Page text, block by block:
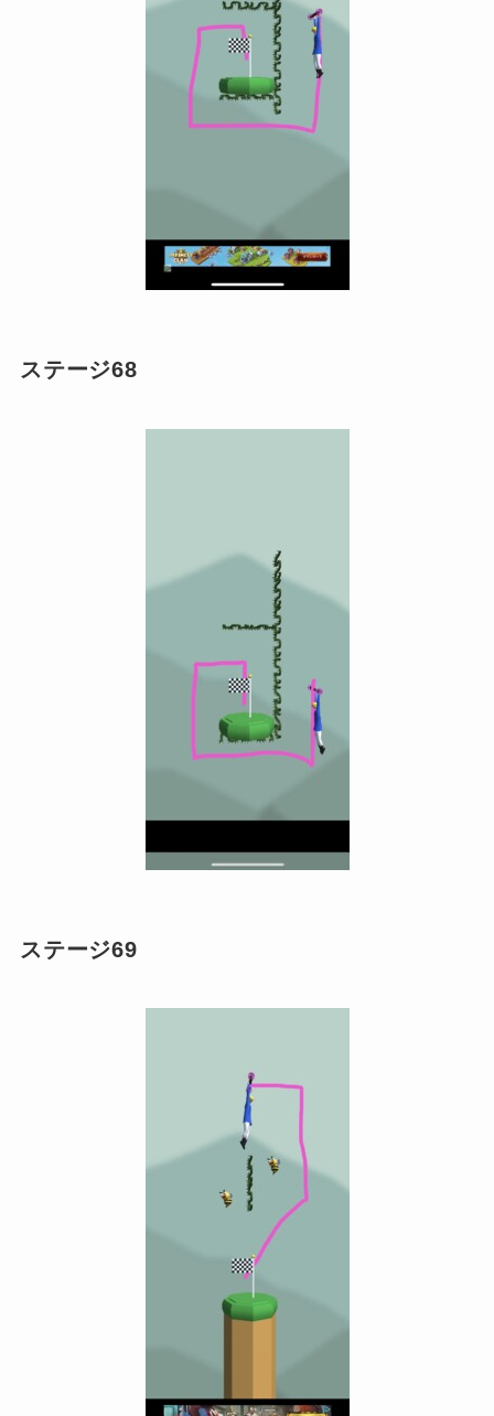
ステージ68
ステージ69